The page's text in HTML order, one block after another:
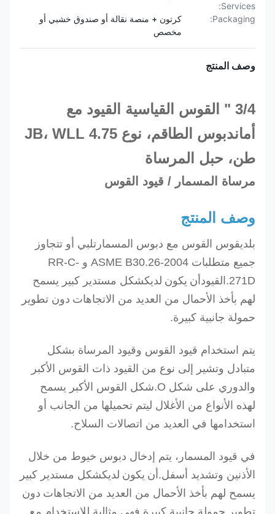
Services:
Packaging:
كرتون + منصة نقالة أو صندوق خشبي أو
مخصص
وصف المنتج
3/4 " القوس القياسية القيود مع
دبوس الطاقم
، نوع JB، WLL 4.75
طن، حبل المرساة
مرساة المسمار / قيود القوس
وصف المنتج
قوس القوس مع دبوس المسمارتلبي أو تتجاوز
جميع متطلبات ASME B30.26-2004 و RR-C-
271D. القيودأن يكون لديك شكل مستدير كبير يسمح
لهم بأخذ الأحمال من العديد من الاتجاهات دون تطوير
حمولة جانبية كبيرة.
يتم استخدام قيود القوس وقيود المرساة بشكل
متبادل وتشير إلى نوع من القيود ذات القوس الأكبر
والدوري على شكل O.شكل القوس الأكبر يسمح
لهذه الأنواع من الأغلال ليتم تحميلها من الجانب أو
استخدامها في العديد من اتصالات السلاح.
في قيود المسمار، يتم إدخال دبوس خيوط من خلال
الأذنين وتشديد أسفل.أن يكون لديك شكل مستدير كبير
يسمح لهم بأخذ الأحمال من العديد من الاتجاهات دون
تطوير حمولة جانبية كبيرة.فهي مثالية للاستخدام مع